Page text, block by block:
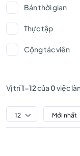
Bán thời gian
Thực tập
Cộng tác viên
Vị trí1-12của0việc
12 Mới nhất